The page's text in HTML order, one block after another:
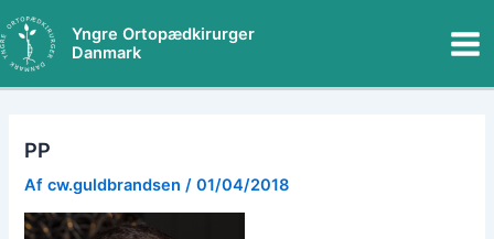
til
indholdet
Yngre Ortopædkirurger
Danmark
PP
Afcw.guldbrandsen/01/04/2018